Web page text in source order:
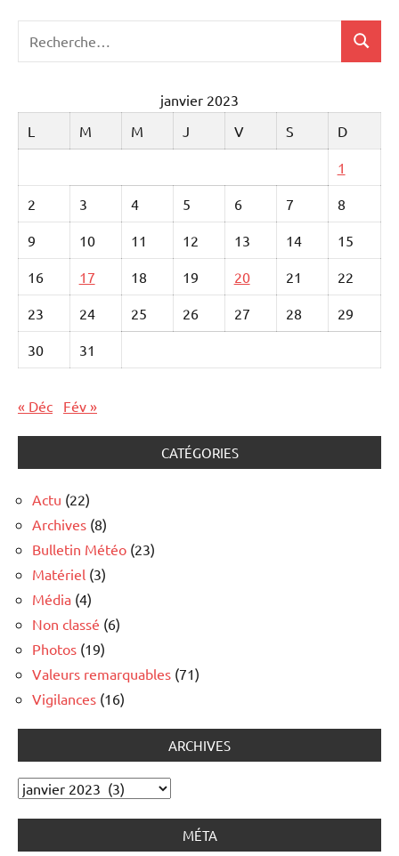
janvier 2023
L
M M J V S D
1
2 3 4 5 6 7 8
9 10 11 12 13 14 15
16 17 18 19 20 21 22
23 24 25 26 27 28 29
30 31
« Déc Fév »
CATÉGORIES
Actu (22)
Archives (8)
Bulletin Météo (23)
Matériel (3)
Média (4)
Non classé (6)
Photos (19)
Valeurs remarquables (71)
Vigilances (16)
ARCHIVES
Archives
MÉTA